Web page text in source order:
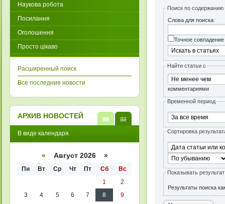
Поиск по содержанию
Слова для поиска:
Точное
Найти статьи с
комментариями
Временной период
Сортировка
Показывать
Результаты поиска
Наукова робота
Посилання
Оголошення
Просто цікаво
Расширенный поиск
Все последние новости
АРХИВ НОВОСТЕЙ
кален
списк
В виде календаря
« Август 2026 »
Пн Вт Ср Чт Пт Сб
Вс
1
2
3
4 5 6 7 8
9